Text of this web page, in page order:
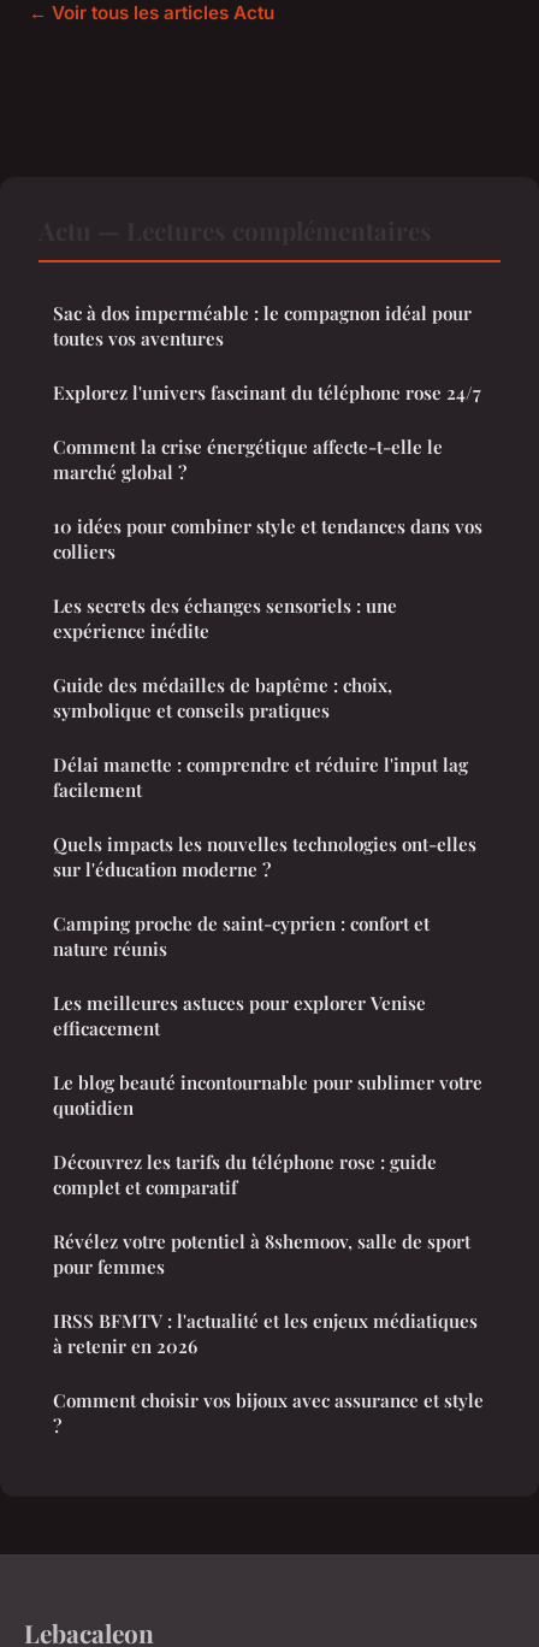
← Voir tous les articles Actu
Sac à dos imperméable : le compagnon idéal pour
toutes vos aventures
Explorez l'univers fascinant du téléphone rose 24/7
Comment la crise énergétique affecte-t-elle le
marché global ?
10 idées pour combiner style et tendances dans vos
colliers
Les secrets des échanges sensoriels : une
expérience inédite
Guide des médailles de baptême : choix,
symbolique et conseils pratiques
Délai manette : comprendre et réduire l'input lag
facilement
Quels impacts les nouvelles technologies ont-elles
sur l'éducation moderne ?
Camping proche de saint-cyprien : confort et
nature réunis
Les meilleures astuces pour explorer Venise
efficacement
Le blog beauté incontournable pour sublimer votre
quotidien
Découvrez les tarifs du téléphone rose : guide
complet et comparatif
Révélez votre potentiel à 8shemoov, salle de sport
pour femmes
IRSS BFMTV : l'actualité et les enjeux médiatiques
à retenir en 2026
Comment choisir vos bijoux avec assurance et style
?
Lebacaleon